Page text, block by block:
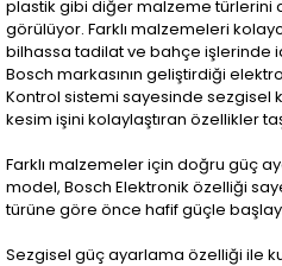
plastik gibi diğer malzeme türlerini
görülüyor. Farklı malzemeleri
bilhassa tadilat ve bahçe işlerinde
Bosch markasının geliştirdiği
Kontrol sistemi sayesinde sezgisel
kesim işini kolaylaştıran özellikler
Farklı malzemeler için doğru güç
model, Bosch Elektronik özelliği
türüne göre önce hafif güçle
Sezgisel güç ayarlama özelliği ile